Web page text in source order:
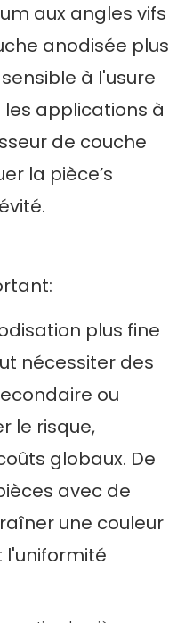
aux angles vifs
anodisée plus
à l'usure
les applications à
de couche
la pièce’s
plus fine
nécessiter des
ou
le risque,
globaux. De
avec de
une couleur